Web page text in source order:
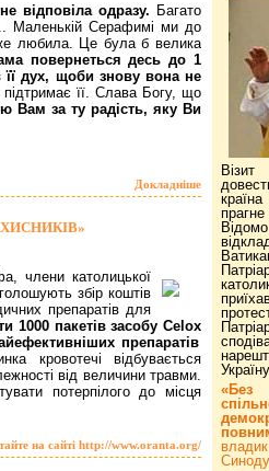
відповіла одразу. Багато
Маленькій Серафимі ми до
любила. Це була б велика
повернеться десь до 1
дух, щоби знову вона не
її. Слава Богу, що
Вам за ту радість, яку Ви
Докладніше
члени католицької
збір коштів
препаратів для
1000 пакетів засобуCelox
препаратів
кровотечі відбувається
від величини травми.
потерпілого до місця
на сайті http://www.oranta.org/
«Без